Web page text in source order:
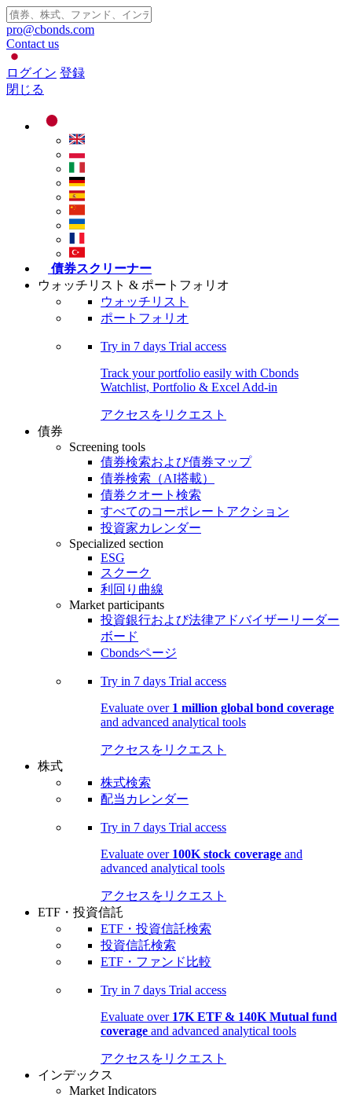
pro@cbonds.com
Contact us
ログイン 登録
閉じる
債券スクリーナー
ウォッチリスト & ポートフォリオ
ウォッチリスト
ポートフォリオ
Try in 7 days Trial access
Track your portfolio easily with Cbonds
Watchlist, Portfolio & Excel Add-in
アクセスをリクエスト
債券
Screening tools
債券検索および債券マップ
債券検索（AI搭載）
債券クオート検索
すべてのコーポレートアクション
投資家カレンダー
Specialized section
ESG
スクーク
利回り曲線
Market participants
投資銀行および法律アドバイザーリーダー
ボード
Cbondsページ
Try in 7 days Trial access
Evaluate over 1 million global bond coverage
and advanced analytical tools
アクセスをリクエスト
株式
株式検索
配当カレンダー
Try in 7 days Trial access
Evaluate over 100K stock coverage and
advanced analytical tools
アクセスをリクエスト
ETF・投資信託
ETF・投資信託検索
投資信託検索
ETF・ファンド比較
Try in 7 days Trial access
Evaluate over 17K ETF & 140K Mutual fund
coverage and advanced analytical tools
アクセスをリクエスト
インデックス
Market Indicators